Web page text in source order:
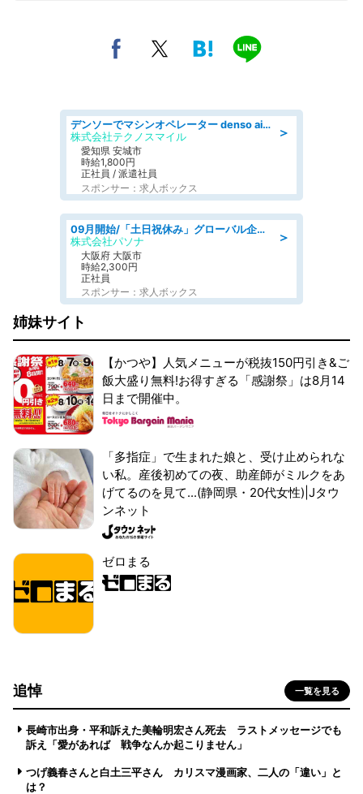
＞
デンソーでマシンオペレーター denso aichi
株式会社テクノスマイル
愛知県 安城市
時給1,800円
正社員 / 派遣社員
スポンサー：求人ボックス
＞
09月開始/「土日祝休み」グローバル企業での産業保健のお仕事/保健師/高時給/残業なし/服装自由
株式会社パソナ
大阪府 大阪市
時給2,300円
正社員
スポンサー：求人ボックス
姉妹サイト
【かつや】人気メニューが税抜150円引き&ご
飯大盛り無料!お得すぎる「感謝祭」は8月14
日まで開催中。
「多指症」で生まれた娘と、受け止められな
い私。産後初めての夜、助産師がミルクをあ
げてるのを見て...(静岡県・20代女性)|Jタウ
ンネット
ゼロまる
追悼 一覧を見る
長崎市出身・平和訴えた美輪明宏さん死去 ラストメッセージでも
訴え「愛があれば 戦争なんか起こりません」
つげ義春さんと白土三平さん カリスマ漫画家、二人の「違い」と
は？